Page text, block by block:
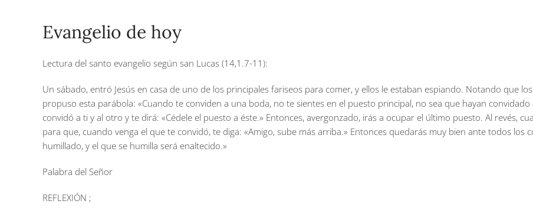
Evangelio de hoy
Lectura del santo evangelio según san Lucas (14,1.7-11):
Un sábado, entró Jesús en casa de uno de los principales fariseos para comer, y ellos le estaban espiando. Notando que
propuso esta parábola: «Cuando te conviden a una boda, no te sientes en el puesto principal, no sea que hayan
convidó a ti y al otro y te dirá: «Cédele el puesto a éste.» Entonces, avergonzado, irás a ocupar el último puesto. Al revés,
para que, cuando venga el que te convidó, te diga: «Amigo, sube más arriba.» Entonces quedarás muy bien ante todos los
humillado, y el que se humilla será enaltecido.»
Palabra del Señor
REFLEXIÓN ;